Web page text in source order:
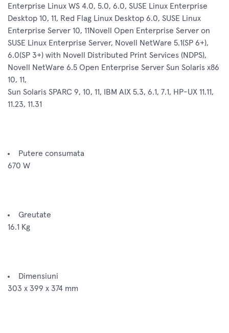
Enterprise Linux WS 4.0, 5.0, 6.0, SUSE Linux Enterprise
Desktop 10, 11, Red Flag Linux Desktop 6.0, SUSE Linux
Enterprise Server 10, 11Novell Open Enterprise Server on
SUSE Linux Enterprise Server, Novell NetWare 5.1(SP 6+),
6.0(SP 3+) with Novell Distributed Print Services (NDPS),
Novell NetWare 6.5 Open Enterprise Server Sun Solaris x86
10, 11,
Sun Solaris SPARC 9, 10, 11, IBM AIX 5.3, 6.1, 7.1, HP-UX 11.11,
11.23, 11.31
Putere consumata
670 W
Greutate
16.1 Kg
Dimensiuni
303 x 399 x 374 mm